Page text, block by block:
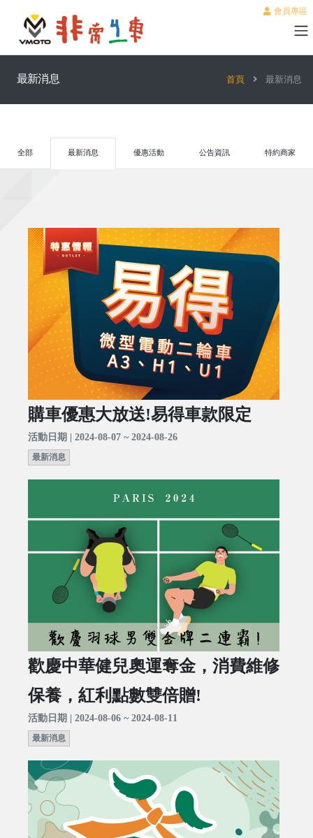
會員專區
最新消息 首頁 最新消息
全部 最新消息 優惠活動 公告資訊 特約商家
購車優惠大放送!易得車款限定
活動日期 | 2024-08-07 ~ 2024-08-26
最新消息
歡慶中華健兒奧運奪金，消費維修
保養，紅利點數雙倍贈!
活動日期 | 2024-08-06 ~ 2024-08-11
最新消息